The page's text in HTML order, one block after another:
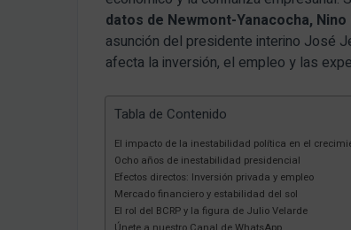
datos de Newmont-Yanacocha,
asunción del presidente interino José
afecta la inversión, el empleo y las
Tabla de Contenido
El impacto de la inestabilidad política en el
Ocho años de inestabilidad presidencial
Efectos directos: Inversión privada y empleo
Mercado financiero y estabilidad del sol
El rol del BCRP y la figura de Julio Velarde